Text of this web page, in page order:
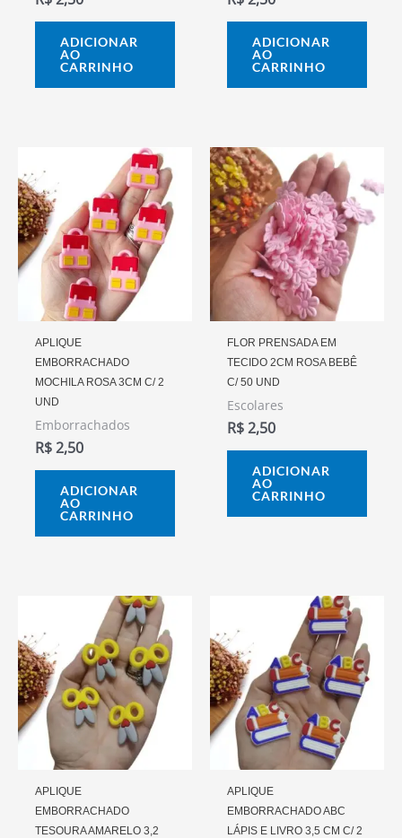
ADICIONAR
AO
CARRINHO
ADICIONAR
AO
CARRINHO
APLIQUE
EMBORRACHADO
MOCHILA ROSA 3CM C/ 2
UND
Emborrachados
R$2,50
ADICIONAR
AO
CARRINHO
FLOR PRENSADA EM
TECIDO 2CM ROSA BEBÊ
C/ 50 UND
Escolares
R$2,50
ADICIONAR
AO
CARRINHO
APLIQUE
EMBORRACHADO
TESOURA AMARELO 3,2
APLIQUE
EMBORRACHADO ABC
LÁPIS E LIVRO 3,5 CM C/ 2